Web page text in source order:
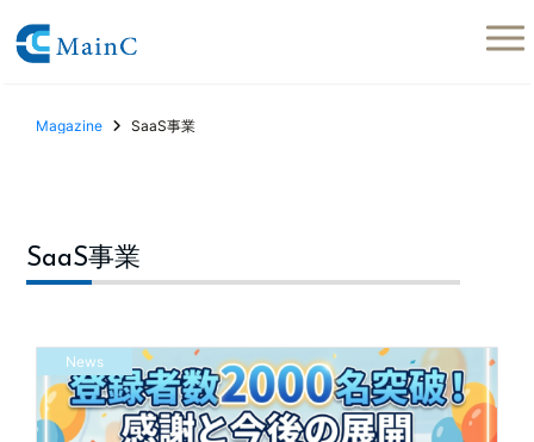
Magazine SaaS事業
SaaS事業
News